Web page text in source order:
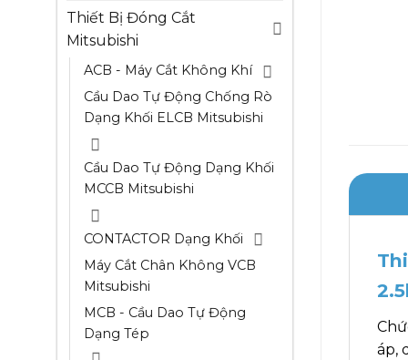
Thiết Bị Đóng Cắt
Mitsubishi
ACB - Máy Cắt Không Khí
Cầu Dao Tự Động Chống Rò
Dạng Khối ELCB Mitsubishi
Cầu Dao Tự Động Dạng Khối
MCCB Mitsubishi
CONTACTOR Dạng Khối
Máy Cắt Chân Không VCB
Mitsubishi
MCB - Cầu Dao Tự Động
Dạng Tép
áp,